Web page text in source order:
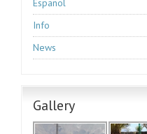
Espanol
Info
News
Gallery